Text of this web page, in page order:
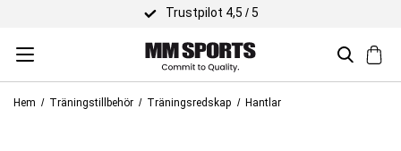
Trustpilot 4,5 / 5
Hem Träningstillbehör Träningsredskap Hantlar